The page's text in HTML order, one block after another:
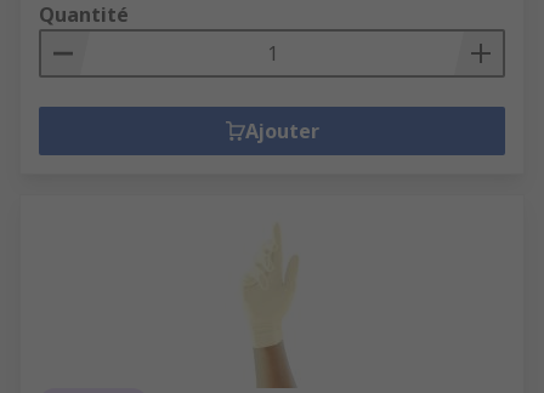
Quantité
Ajouter